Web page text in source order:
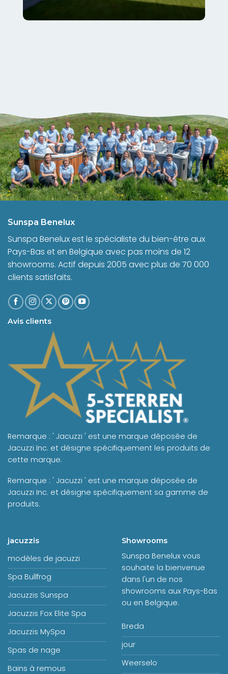
Sunspa Benelux
Sunspa Benelux est le spécialiste du bien-être aux
Pays-Bas et en Belgique avec pas moins de 12
showrooms. Actif depuis 2005 avec plus de 70 000
clients satisfaits.
Avis clients
Remarque : ' Jacuzzi ' est une marque déposée de
Jacuzzi Inc. et désigne spécifiquement les produits de
cette marque.
Remarque : ' Jacuzzi ' est une marque déposée de
Jacuzzi Inc. et désigne spécifiquement sa gamme de
produits.
jacuzzis
modèles de jacuzzi
Spa Bullfrog
Jacuzzis Sunspa
Jacuzzis Fox Elite Spa
Jacuzzis MySpa
Spas de nage
Bains à remous
Showrooms
Sunspa Benelux vous
souhaite la bienvenue
dans l'un de nos
showrooms aux Pays-Bas
ou en Belgique.
Breda
jour
Weerselo